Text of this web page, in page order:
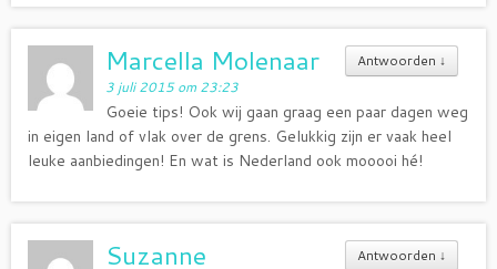
Antwoorden ↓
Marcella Molenaar
3 juli 2015 om 23:23
Goeie tips! Ook wij gaan graag een paar dagen weg
in eigen land of vlak over de grens. Gelukkig zijn er vaak heel
leuke aanbiedingen! En wat is Nederland ook mooooi hé!
Antwoorden ↓
Suzanne